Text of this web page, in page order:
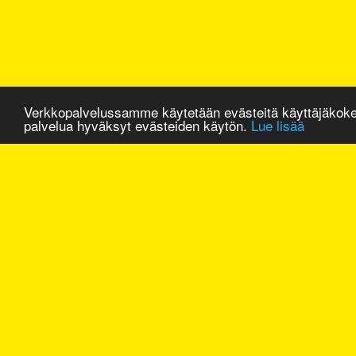
Verkkopalvelussamme käytetään evästeitä
palvelua hyväksyt evästeiden käytön. Lue lisää